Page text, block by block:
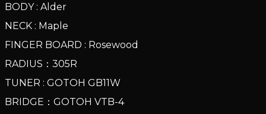
BODY : Alder
NECK : Maple
FINGER BOARD : Rosewood
RADIUS：305R
TUNER : GOTOH GB11W
BRIDGE：GOTOH VTB-4